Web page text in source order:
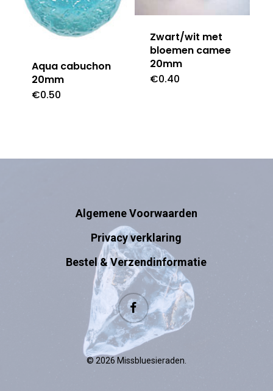
Aqua cabuchon
20mm
€0.50
Zwart/wit met
bloemen camee
20mm
€0.40
Algemene Voorwaarden
Privacy verklaring
Bestel & Verzendinformatie
facebook
© 2026 Missbluesieraden.